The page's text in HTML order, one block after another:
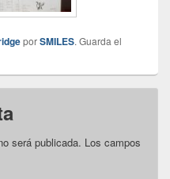
porSMILES. Guarda el
será publicada. Los campos